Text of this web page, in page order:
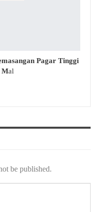
Pagar Tinggi
Mal
be published.